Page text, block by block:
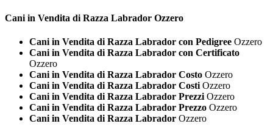
Cani in Vendita di Razza Labrador Ozzero
Cani in Vendita di Razza Labrador con Pedigree Ozzero
Cani in Vendita di Razza Labrador con Certificato
Ozzero
Cani in Vendita di Razza Labrador Costo Ozzero
Cani in Vendita di Razza Labrador Costi Ozzero
Cani in Vendita di Razza Labrador Prezzi Ozzero
Cani in Vendita di Razza Labrador Prezzo Ozzero
Cani in Vendita di Razza Labrador Ozzero